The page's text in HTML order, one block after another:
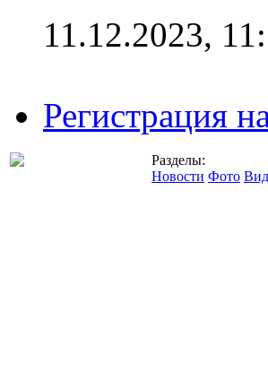
11.12.2023,
Регистрация
Разделы:
Новости Фото